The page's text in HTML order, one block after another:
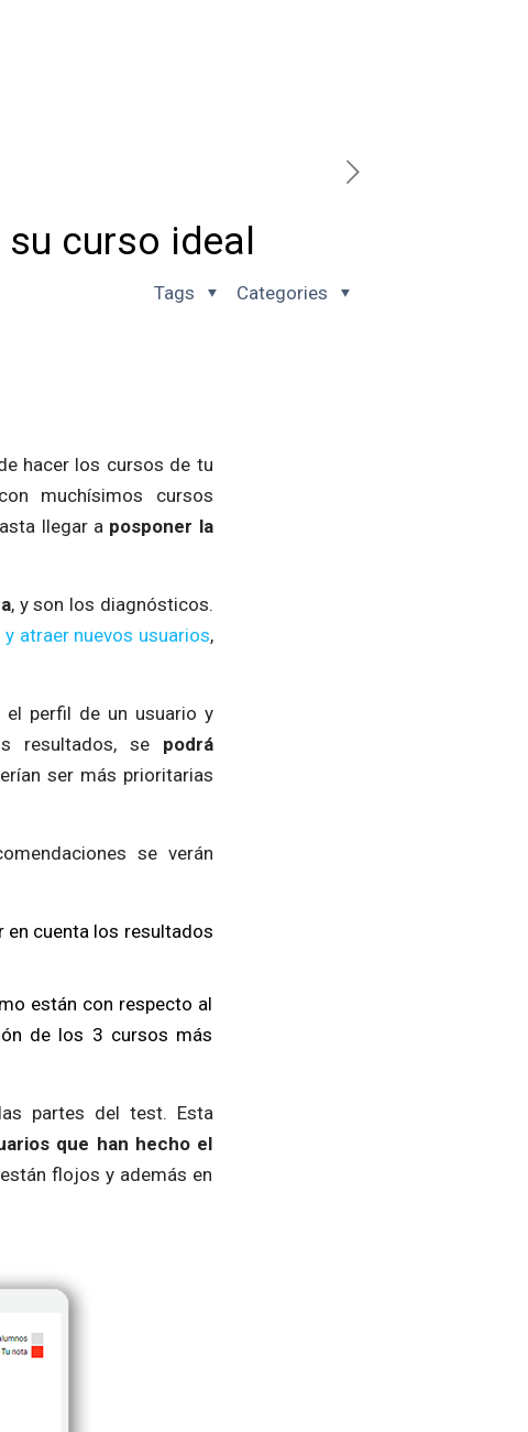
curso ideal
Categories
Tags
hacer los cursos de tu
muchísimos cursos
llegar a posponer la
, y son los diagnósticos.
atraer nuevos usuarios,
el perfil de un usuario y
resultados, se podrá
ser más prioritarias
se verán
en cuenta los resultados
están con respecto al
de los 3 cursos más
partes del test. Esta
que han hecho el
flojos y además en